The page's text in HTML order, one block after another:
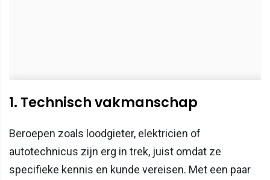
1. Technisch vakmanschap
Beroepen zoals loodgieter, elektricien of
autotechnicus zijn erg in trek, juist omdat ze
specifieke kennis en kunde vereisen. Met een paar